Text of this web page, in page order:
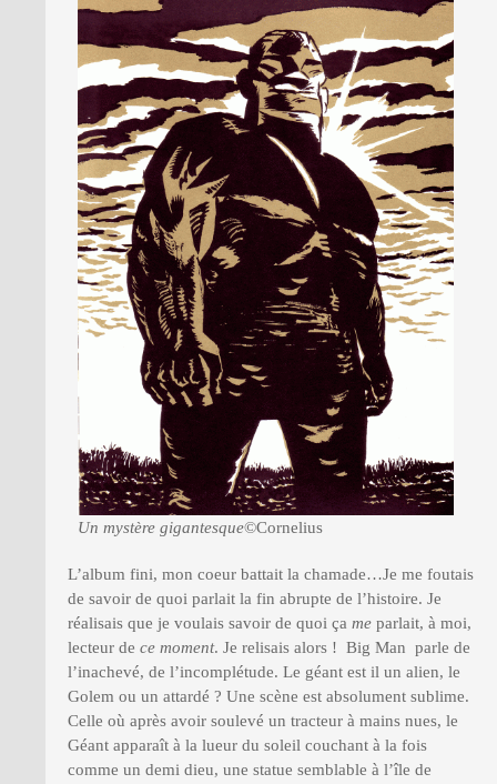
Un mystère gigantesque©Cornelius
L’album fini, mon coeur battait la chamade…Je me foutais
de savoir de quoi parlait la fin abrupte de l’histoire. Je
réalisais que je voulais savoir de quoi ça me parlait, à moi,
lecteur de ce moment. Je relisais alors ! Big Man parle de
l’inachevé, de l’incomplétude. Le géant est il un alien, le
Golem ou un attardé ? Une scène est absolument sublime.
Celle où après avoir soulevé un tracteur à mains nues, le
Géant apparaît à la lueur du soleil couchant à la fois
comme un demi dieu, une statue semblable à l’île de